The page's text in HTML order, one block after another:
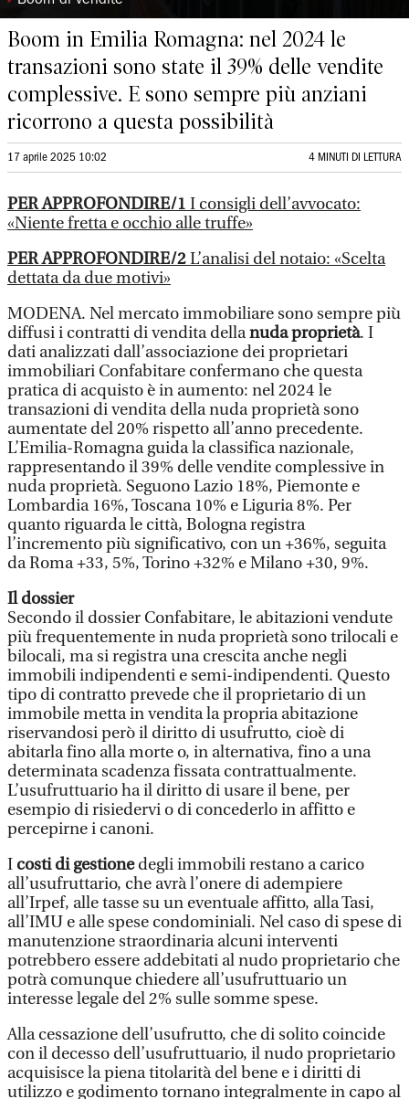
Boom in Emilia Romagna: nel 2024 le
transazioni sono state il 39% delle vendite
complessive. E sono sempre più anziani
ricorrono a questa possibilità
17 aprile 2025 10:02 4 MINUTI DI LETTURA
PER APPROFONDIRE/1 I consigli dell’avvocato:
«Niente fretta e occhio alle truffe»
PER APPROFONDIRE/2L’analisi del notaio: «Scelta
dettata da due motivi»
MODENA. Nel mercato immobiliare sono sempre più
diffusi i contratti di vendita dellanuda proprietà. I
dati analizzati dall’associazione dei proprietari
immobiliari Confabitare confermano che questa
pratica di acquisto è in aumento: nel 2024 le
transazioni di vendita della nuda proprietà sono
aumentate del 20% rispetto all’anno precedente.
L’Emilia-Romagna guida la classifica nazionale,
rappresentando il 39% delle vendite complessive in
nuda proprietà. Seguono Lazio 18%, Piemonte e
Lombardia 16%, Toscana 10% e Liguria 8%. Per
quanto riguarda le città, Bologna registra
l’incremento più significativo, con un +36%, seguita
da Roma +33, 5%, Torino +32% e Milano +30, 9%.
Il dossier
Secondo il dossier Confabitare, le abitazioni vendute
più frequentemente in nuda proprietà sono trilocali e
bilocali, ma si registra una crescita anche negli
immobili indipendenti e semi-indipendenti. Questo
tipo di contratto prevede che il proprietario di un
immobile metta in vendita la propria abitazione
riservandosi però il diritto di usufrutto, cioè di
abitarla fino alla morte o, in alternativa, fino a una
determinata scadenza fissata contrattualmente.
L’usufruttuario ha il diritto di usare il bene, per
esempio di risiedervi o di concederlo in affitto e
percepirne i canoni.
I costi di gestionedegli immobili restano a carico
all’usufruttario, che avrà l’onere di adempiere
all’Irpef, alle tasse su un eventuale affitto, alla Tasi,
all’IMU e alle spese condominiali. Nel caso di spese di
manutenzione straordinaria alcuni interventi
potrebbero essere addebitati al nudo proprietario che
potrà comunque chiedere all’usufruttuario un
interesse legale del 2% sulle somme spese.
Alla cessazione dell’usufrutto, che di solito coincide
con il decesso dell’usufruttuario, il nudo proprietario
acquisisce la piena titolarità del bene e i diritti di
utilizzo e godimento tornano integralmente in capo al